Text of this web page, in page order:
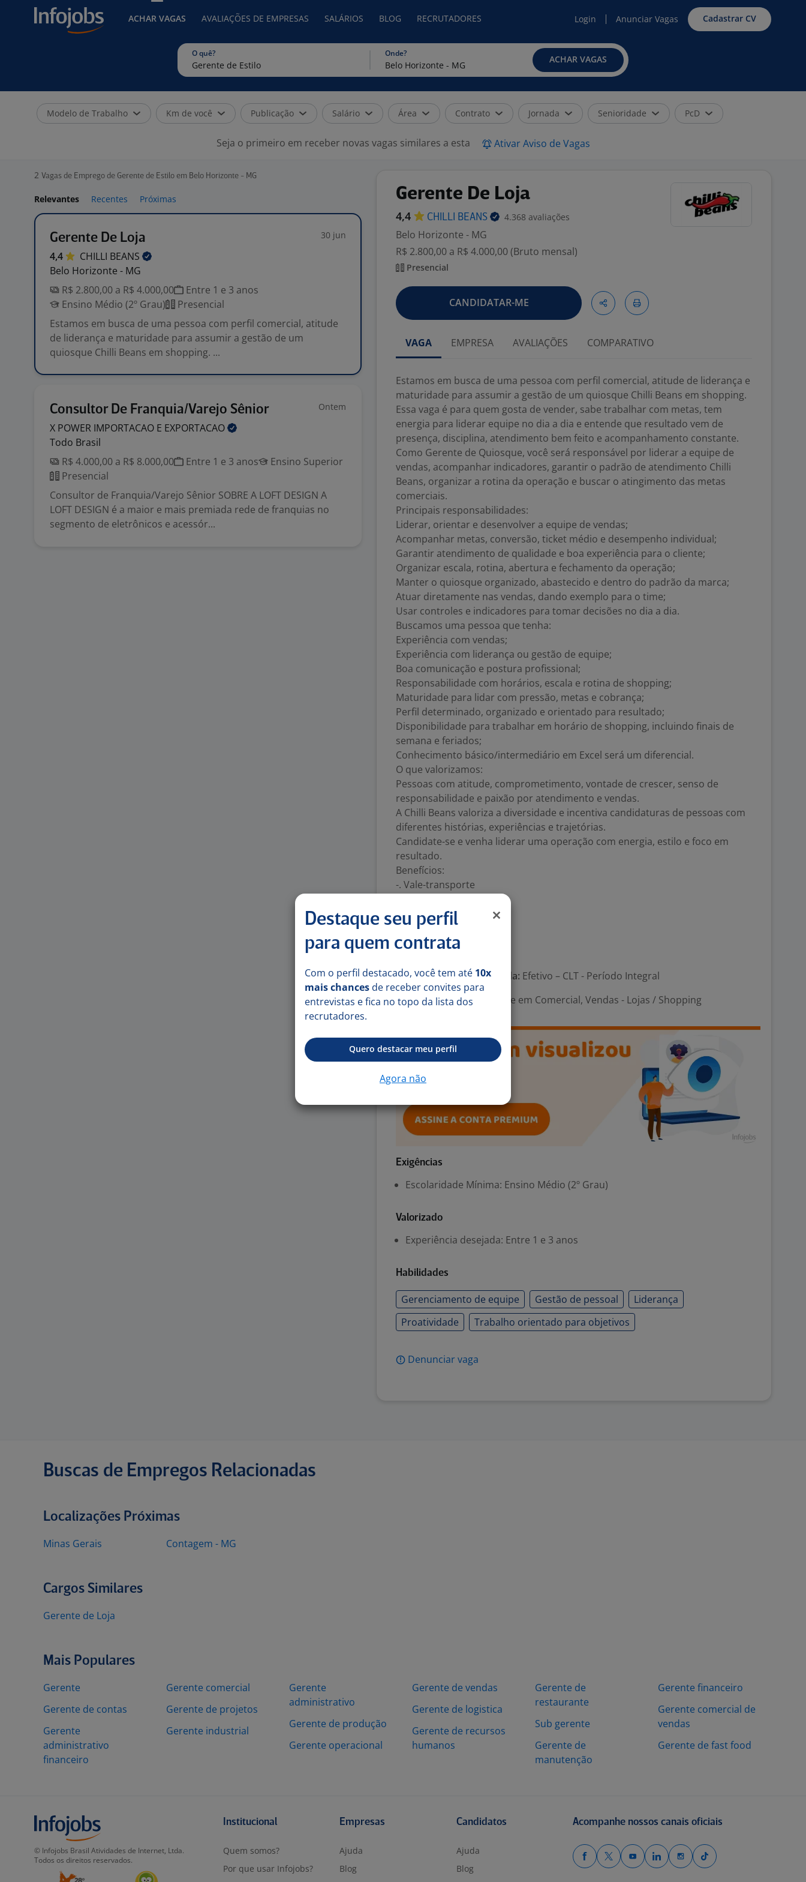
ACHAR VAGAS AVALIAÇÕES DE EMPRESAS SALÁRIOS BLOG RECRUTADORES Login Anunciar Vagas Cadastrar CV
O quê? Onde?
ACHAR VAGAS
Modelo de Trabalho Km de você Publicação Salário Área Contrato Jornada Senioridade PcD
Seja o primeiro em receber novas vagas similares a esta Ativar Aviso de Vagas
2 Vagas de Emprego de Gerente de Estilo em Belo Horizonte - MG
Relevantes Recentes Próximas
Gerente De Loja 30 jun
4,4 CHILLI BEANS
Belo Horizonte - MG
R$ 2.800,00 a R$ 4.000,00
Entre 1 e 3 anos
Ensino Médio (2º Grau)
Presencial
Estamos em busca de uma pessoa com perfil comercial, atitude
de liderança e maturidade para assumir a gestão de um
quiosque Chilli Beans em shopping. ...
Consultor De Franquia/Varejo Sênior Ontem
X POWER IMPORTACAO E EXPORTACAO
Todo Brasil
R$ 4.000,00 a R$ 8.000,00
Entre 1 e 3 anos
Ensino Superior
Presencial
Consultor de Franquia/Varejo Sênior SOBRE A LOFT DESIGN A
LOFT DESIGN é a maior e mais premiada rede de franquias no
segmento de eletrônicos e acessór...
Gerente De Loja
4,4 CHILLI BEANS 4.368 avaliações
Belo Horizonte - MG
R$ 2.800,00 a R$ 4.000,00 (Bruto mensal)
Presencial
CANDIDATAR-ME
VAGA EMPRESA AVALIAÇÕES COMPARATIVO
Estamos em busca de uma pessoa com perfil comercial, atitude de liderança e
maturidade para assumir a gestão de um quiosque Chilli Beans em shopping.
Essa vaga é para quem gosta de vender, sabe trabalhar com metas, tem
energia para liderar equipe no dia a dia e entende que resultado vem de
presença, disciplina, atendimento bem feito e acompanhamento constante.
Como Gerente de Quiosque, você será responsável por liderar a equipe de
vendas, acompanhar indicadores, garantir o padrão de atendimento Chilli
Beans, organizar a rotina da operação e buscar o atingimento das metas
comerciais.
Principais responsabilidades:
Liderar, orientar e desenvolver a equipe de vendas;
Acompanhar metas, conversão, ticket médio e desempenho individual;
Garantir atendimento de qualidade e boa experiência para o cliente;
Organizar escala, rotina, abertura e fechamento da operação;
Manter o quiosque organizado, abastecido e dentro do padrão da marca;
Atuar diretamente nas vendas, dando exemplo para o time;
Usar controles e indicadores para tomar decisões no dia a dia.
Buscamos uma pessoa que tenha:
Experiência com vendas;
Experiência com liderança ou gestão de equipe;
Boa comunicação e postura profissional;
Responsabilidade com horários, escala e rotina de shopping;
Maturidade para lidar com pressão, metas e cobrança;
Perfil determinado, organizado e orientado para resultado;
Disponibilidade para trabalhar em horário de shopping, incluindo finais de
semana e feriados;
Conhecimento básico/intermediário em Excel será um diferencial.
O que valorizamos:
Pessoas com atitude, comprometimento, vontade de crescer, senso de
responsabilidade e paixão por atendimento e vendas.
A Chilli Beans valoriza a diversidade e incentiva candidaturas de pessoas com
diferentes histórias, experiências e trajetórias.
Candidate-se e venha liderar uma operação com energia, estilo e foco em
resultado.
Benefícios:
-. Vale-transporte
-. PREMIAÇÕES
-. Comissões
Número de vagas:
Tipo de contrato e Jornada: Efetivo – CLT - Período Integral
Área Profissional:
Gerente em Comercial, Vendas - Lojas / Shopping
Exigências
Escolaridade Mínima: Ensino Médio (2º Grau)
Valorizado
Experiência desejada: Entre 1 e 3 anos
Habilidades
Gerenciamento de equipe Gestão de pessoal
Liderança
Proatividade
Trabalho orientado para objetivos
Denunciar vaga
Buscas de Empregos Relacionadas
Localizações Próximas
Minas Gerais Contagem - MG
Cargos Similares
Gerente de Loja
Mais Populares
Gerente
Gerente de contas
Gerente
administrativo
financeiro
Gerente comercial
Gerente de projetos
Gerente industrial
Gerente
administrativo
Gerente de produção
Gerente operacional
Gerente de vendas
Gerente de logistica
Gerente de recursos
humanos
Gerente de
restaurante
Sub gerente
Gerente de
manutenção
Gerente financeiro
Gerente comercial de
vendas
Gerente de fast food
Destaque seu perfil
para quem contrata
Com o perfil destacado, você tem até 10x
mais chances de receber convites para
entrevistas e fica no topo da lista dos
recrutadores.
Quero destacar meu perfil
Agora não
© Infojobs Brasil Atividades de Internet, Ltda.
Todos os direitos reservados.
Institucional
Quem somos?
Por que usar Infojobs?
Empresas
Ajuda
Blog
Candidatos
Ajuda
Blog
Acompanhe nossos canais oficiais